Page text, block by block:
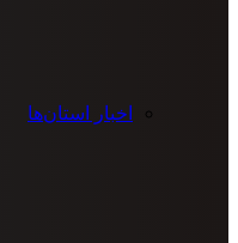
اخبار استان‌ها